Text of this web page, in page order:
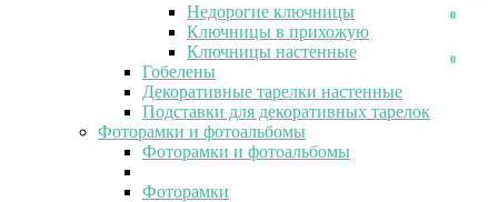
0
0
Недорогие ключницы
Ключницы в прихожую
Ключницы настенные
Гобелены
Декоративные тарелки настенные
Подставки для декоративных тарелок
Фоторамки и фотоальбомы
Фоторамки и фотоальбомы
Фоторамки